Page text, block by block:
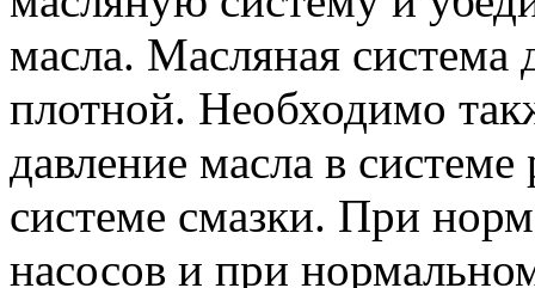
масла. Масляная
плотной. Необходимо
давление масла в
системе смазки. При
насосов и при